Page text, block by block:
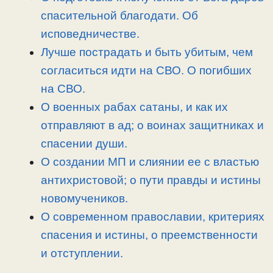
спасительной благодати. Об
исповедничестве.
Лучше пострадать и быть убитым, чем
согласиться идти на СВО. О погибших
на СВО.
О военных рабах сатаны, и как их
отправляют в ад; о воинах защитниках и
спасении души.
О создании МП и слиянии ее с властью
антихристовой; о пути правды и истины
новомучеников.
О современном православии, критериях
спасения и истины, о преемственности
и отступлении.